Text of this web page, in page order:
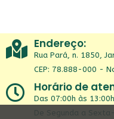
Endereço:
Rua Pará, n. 1850,
CEP: 78.888-000 -
Horário de
Das 07:00h às 13:00h
De Segunda a